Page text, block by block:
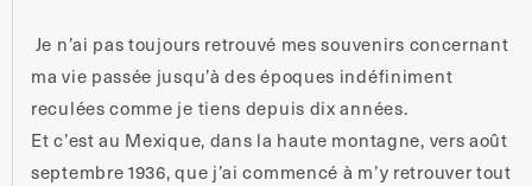
Je n’ai pas toujours retrouvé mes souvenirs concernant
ma vie passée jusqu’à des époques indéfiniment
reculées comme je tiens depuis dix années.
Et c’est au Mexique, dans la haute montagne, vers août
septembre 1936, que j’ai commencé à m’y retrouver tout